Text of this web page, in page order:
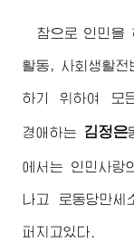
참으로 인민을
활동, 사회생활전
하기 위하여 모
경애하는 김정은
에서는 인민사랑
나고 로동당만
퍼지고있다.